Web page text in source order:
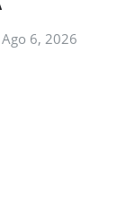
Ago 6, 2026